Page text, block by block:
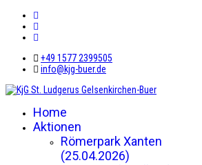
+49 1577 2399505
info@kjg-buer.de
Home
Aktionen
Römerpark Xanten
(25.04.2026)